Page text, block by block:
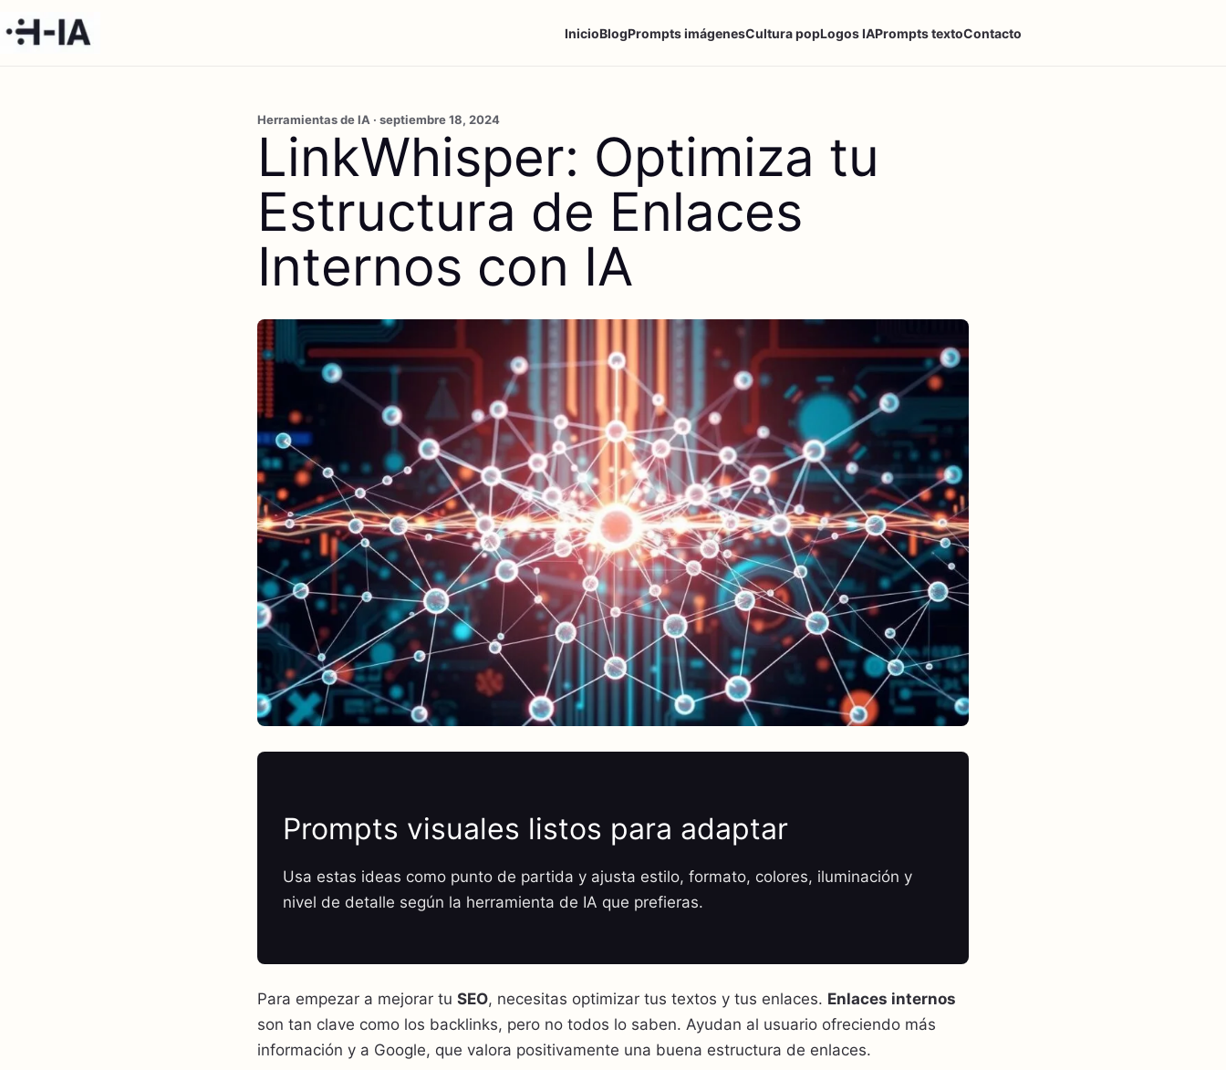
InicioBlogPrompts imágenesCultura popLogos IAPrompts textoContacto
Herramientas de IA · septiembre 18, 2024
LinkWhisper: Optimiza tu
Estructura de Enlaces
Internos con IA
Prompts visuales listos para adaptar
Usa estas ideas como punto de partida y ajusta estilo, formato, colores, iluminación y
nivel de detalle según la herramienta de IA que prefieras.
Para empezar a mejorar tu SEO, necesitas optimizar tus textos y tus enlaces. Enlaces internos
son tan clave como los backlinks, pero no todos lo saben. Ayudan al usuario ofreciendo más
información y a Google, que valora positivamente una buena estructura de enlaces.